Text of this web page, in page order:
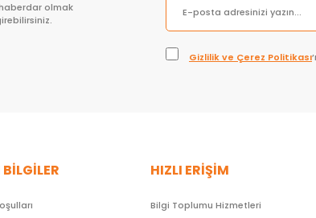
olmak
Gizlilik ve Çerez Politikası
HIZLI ERİŞİM
Bilgi Toplumu Hizmetleri